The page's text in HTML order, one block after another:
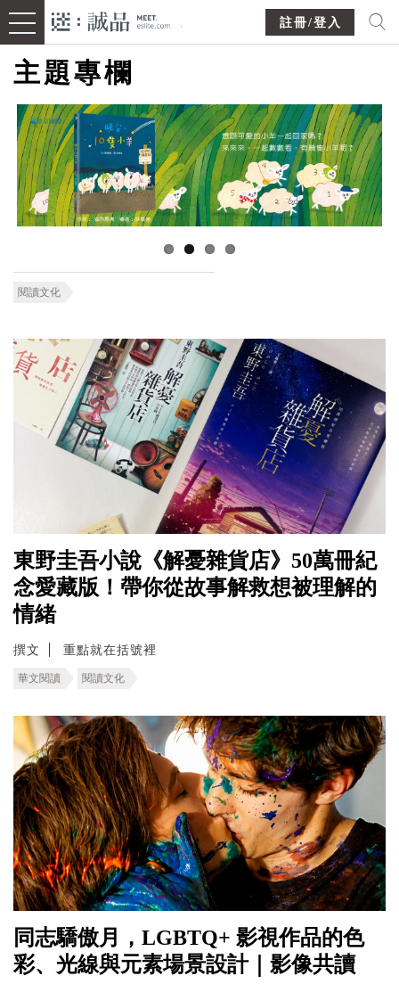
註冊/登入
主題專欄
閱讀文化
東野圭吾小說《解憂雜貨店》50萬冊紀
念愛藏版！帶你從故事解救想被理解的
情緒
撰文 重點就在括號裡
華文閱讀 閱讀文化
同志驕傲月，LGBTQ+ 影視作品的色
彩、光線與元素場景設計｜影像共讀